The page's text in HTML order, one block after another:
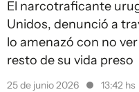
El narcotraficante
Unidos, denunció a
lo amenazó con no
resto de su vida preso
25 de junio 2026 13:42 hs